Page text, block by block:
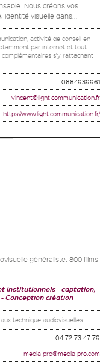
Nous créons vos
visuelle dans...
activité de conseil en
par internet et tout
complémentaires s'y rattachant
0684939961
vincent@light-communication.fr
https://www.light-communication.fr/
généraliste. 800 films
institutionnels
captation,
Conception création
technique audiovisuelles.
04 72 73 47 79
media-pro@media-pro.com